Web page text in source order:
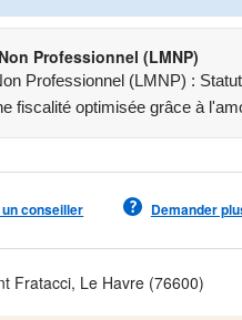
Professionnel (LMNP)
Professionnel (LMNP) :
fiscalité optimisée grâce à
conseiller Demander
Fratacci, Le Havre (76600)